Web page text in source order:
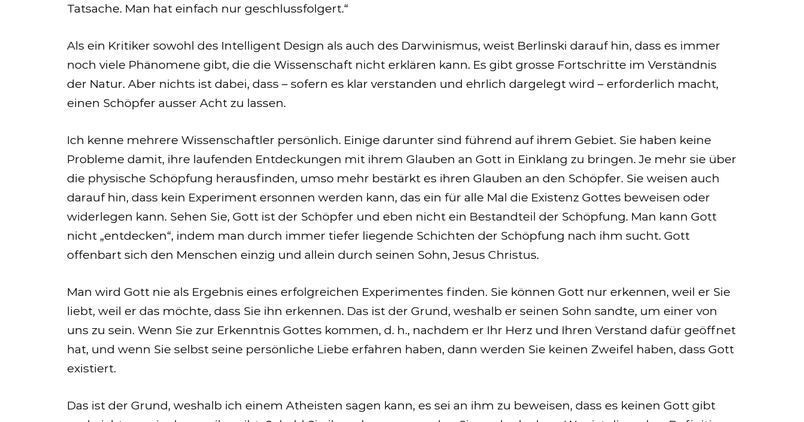
Tatsache. Man hat einfach nur geschlussfolgert.“
Als ein Kritiker sowohl des Intelligent Design als auch des Darwinismus, weist Berlinski darauf hin, dass es immer
noch viele Phänomene gibt, die die Wissenschaft nicht erklären kann. Es gibt grosse Fortschritte im Verständnis
der Natur. Aber nichts ist dabei, dass – sofern es klar verstanden und ehrlich dargelegt wird – erforderlich macht,
einen Schöpfer ausser Acht zu lassen.
Ich kenne mehrere Wissenschaftler persönlich. Einige darunter sind führend auf ihrem Gebiet. Sie haben keine
Probleme damit, ihre laufenden Entdeckungen mit ihrem Glauben an Gott in Einklang zu bringen. Je mehr sie über
die physische Schöpfung herausfinden, umso mehr bestärkt es ihren Glauben an den Schöpfer. Sie weisen auch
darauf hin, dass kein Experiment ersonnen werden kann, das ein für alle Mal die Existenz Gottes beweisen oder
widerlegen kann. Sehen Sie, Gott ist der Schöpfer und eben nicht ein Bestandteil der Schöpfung. Man kann Gott
nicht „entdecken“, indem man durch immer tiefer liegende Schichten der Schöpfung nach ihm sucht. Gott
offenbart sich den Menschen einzig und allein durch seinen Sohn, Jesus Christus.
Man wird Gott nie als Ergebnis eines erfolgreichen Experimentes finden. Sie können Gott nur erkennen, weil er Sie
liebt, weil er das möchte, dass Sie ihn erkennen. Das ist der Grund, weshalb er seinen Sohn sandte, um einer von
uns zu sein. Wenn Sie zur Erkenntnis Gottes kommen, d. h., nachdem er Ihr Herz und Ihren Verstand dafür geöffnet
hat, und wenn Sie selbst seine persönliche Liebe erfahren haben, dann werden Sie keinen Zweifel haben, dass Gott
existiert.
Das ist der Grund, weshalb ich einem Atheisten sagen kann, es sei an ihm zu beweisen, dass es keinen Gott gibt